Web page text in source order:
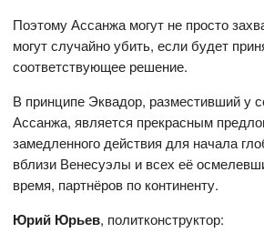
Поэтому Ассанжа могут не просто
могут случайно убить, если будет
соответствующее решение.
В принципе Эквадор, разместивший у
Ассанжа, является прекрасным
замедленного действия для начала
вблизи Венесуэлы и всех её
время, партнёров по континенту.
Юрий Юрьев, политконструктор: